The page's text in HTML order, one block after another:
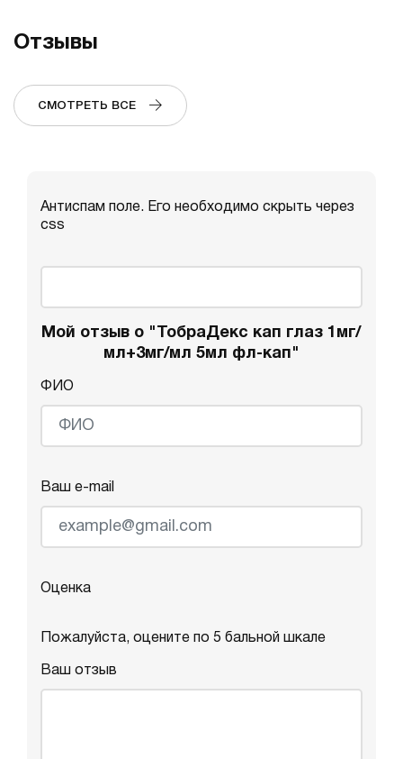
Отзывы
СМОТРЕТЬ ВСЕ
Антиспам поле. Его необходимо скрыть через
css
Мой отзыв о "ТобраДекс кап глаз 1мг/
мл+3мг/мл 5мл фл-кап"
ФИО
Ваш e-mail
Оценка
Пожалуйста, оцените по 5 бальной шкале
Ваш отзыв